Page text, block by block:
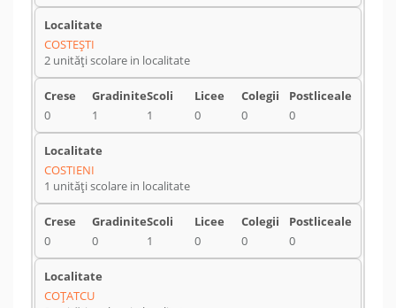
COSTEŞTI
2 unități scolare in localitate
0 1 1 0 0 0
COSTIENI
1 unități scolare in localitate
0 0 1 0 0 0
COŢATCU